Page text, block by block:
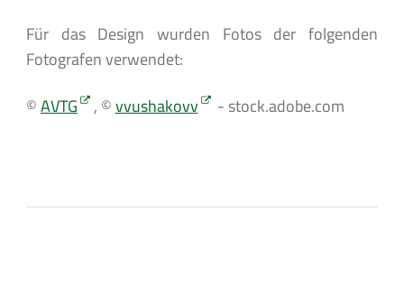
Für das Design wurden Fotos der folgenden
Fotografen verwendet:
©AVTG , ©vvushakovv - stock.adobe.com